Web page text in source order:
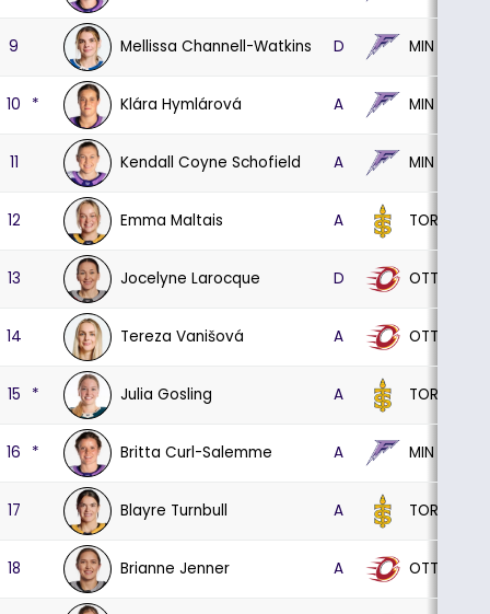
9 Mellissa Channell-Watkins D MIN
10 * Klára Hymlárová A MIN
11 Kendall Coyne Schofield A MIN
12 Emma Maltais A TOR
13 Jocelyne Larocque D OTT
14 Tereza Vanišová A OTT
15 * Julia Gosling A TOR
16 * Britta Curl-Salemme A MIN
17 Blayre Turnbull A TOR
18 Brianne Jenner A OTT